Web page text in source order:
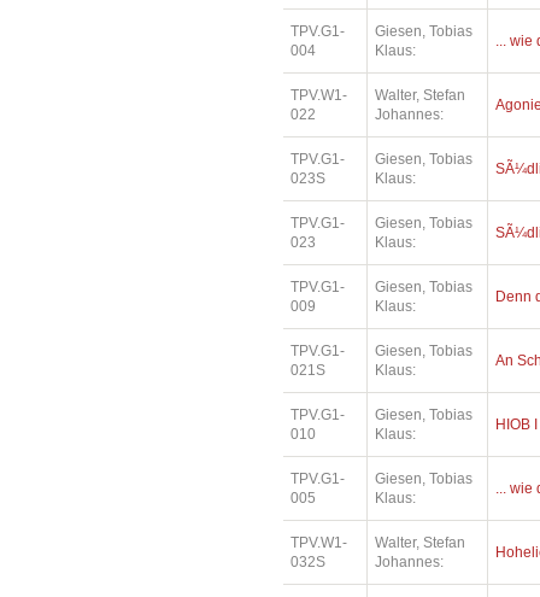
TPV.G1-
004
Giesen, Tobias
Klaus:
... wie
TPV.W1-
022
Walter, Stefan
Johannes:
TPV.G1-
023S
Giesen, Tobias
Klaus:
TPV.G1-
023
Giesen, Tobias
Klaus:
TPV.G1-
009
Giesen, Tobias
Klaus:
Denn
TPV.G1-
021S
Giesen, Tobias
Klaus:
An
TPV.G1-
010
Giesen, Tobias
Klaus:
HIOB I
TPV.G1-
005
Giesen, Tobias
Klaus:
... wie
TPV.W1-
032S
Walter, Stefan
Johannes: